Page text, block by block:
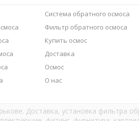
Система обратного осмоса
Фильтр обратного осмоса
Купить осмос
Доставка
Осмос
О нас
Доставка, установка фильтра